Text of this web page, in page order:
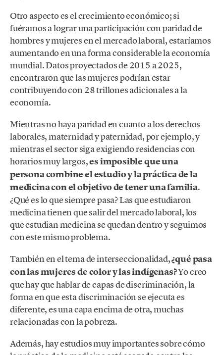
Otro aspecto es el crecimiento económico; si
fuéramos a lograr una participación con paridad de
hombres y mujeres en el mercado laboral, estaríamos
aumentando en una forma considerable la economía
mundial. Datos proyectados de 2015 a 2025,
encontraron que las mujeres podrían estar
contribuyendo con 28 trillones adicionales a la
economía.
Mientras no haya paridad en cuanto a los derechos
laborales, maternidad y paternidad, por ejemplo, y
mientras el sector siga exigiendo residencias con
horarios muy largos,es imposible que una
persona combine el estudio y la práctica de la
medicina con el objetivo de tener una familia.
¿Qué es lo que siempre pasa? Las que estudiaron
medicina tienen que salir del mercado laboral, los
que estudian medicina se quedan dentro y seguimos
con este mismo problema.
También en el tema de interseccionalidad,¿qué pasa
con las mujeres de color y las indígenas?Yo creo
que hay que hablar de capas de discriminación, la
forma en que esta discriminación se ejecuta es
diferente, es una capa encima de otra, muchas
relacionadas con la pobreza.
Además, hay estudios muy importantes sobre cómo